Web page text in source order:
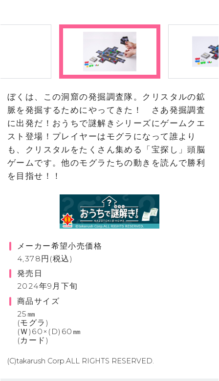
ぼくは、この洞窟の発掘調査隊。クリスタルの鉱
脈を発掘するためにやってきた！ さあ発掘調査
に出発だ！おうちで謎解きシリーズにゲームクエ
スト登場！プレイヤーはモグラになって誰より
も、クリスタルをたくさん集める「宝探し」頭脳
ゲームです。他のモグラたちの動きを読んで勝利
を目指せ！！
メーカー希望小売価格
4,378円(税込)
発売日
2024年9月下旬
商品サイズ
25㎜
(モグラ)
(Ｗ)60×(D)60㎜
(カード)
(C)takarush Corp.ALL RIGHTS RESERVED.